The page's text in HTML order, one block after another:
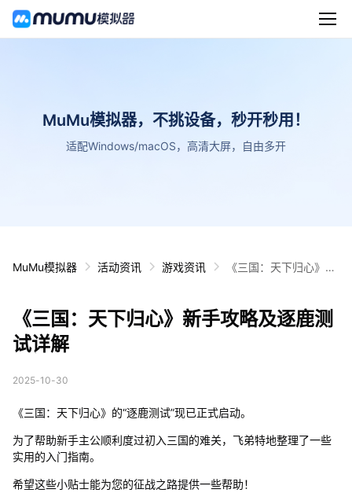
MuMu模拟器，不挑设备，秒开秒用！
适配Windows/macOS，高清大屏，自由多开
MuMu模拟器 活动资讯 游戏资讯
《三国：天下归心》新
《三国：天下归心》新手攻略及逐鹿测
试详解
2025-10-30
《三国：天下归心》的“逐鹿测试”现已正式启动。
为了帮助新手主公顺利度过初入三国的难关，飞弟特地整理了一些
实用的入门指南。
希望这些小贴士能为您的征战之路提供一些帮助！